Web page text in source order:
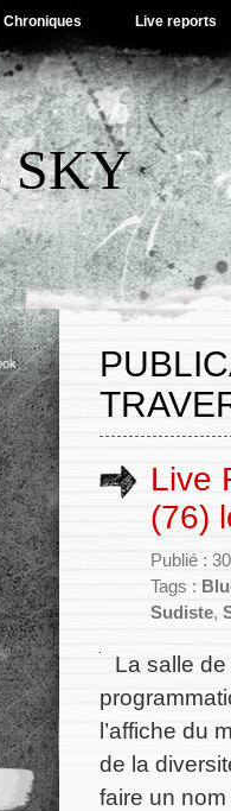
Chroniques Live reports
SKY
Live
(76)
Publié :
Tags :
Sudiste,
La salle
l’affiche du
de la
faire un